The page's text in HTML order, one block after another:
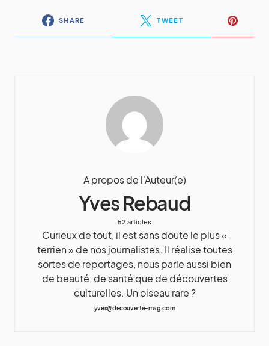
SHARE TWEET
A propos de l'Auteur(e)
Yves Rebaud
52 articles
Curieux de tout, il est sans doute le plus «
terrien » de nos journalistes. Il réalise toutes
sortes de reportages, nous parle aussi bien
de beauté, de santé que de découvertes
culturelles. Un oiseau rare ?
yves@decouverte-mag.com